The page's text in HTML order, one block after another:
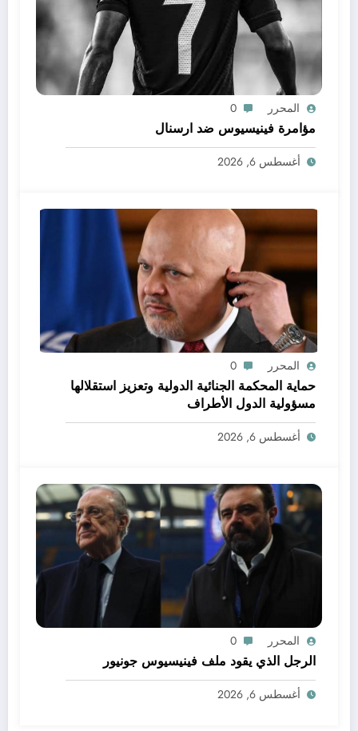
المحرر 0
مؤامرة فينيسيوس ضد ارسنال
أغسطس 6, 2026
المحرر 0
حماية المحكمة الجنائية الدولية وتعزيز استقلالها
مسؤولية الدول الأطراف
أغسطس 6, 2026
المحرر 0
الرجل الذي يقود ملف فينيسيوس جونيور
أغسطس 6, 2026